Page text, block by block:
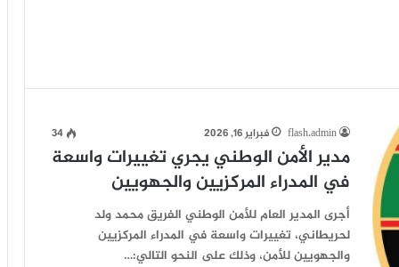
flash.admin فبراير 16, 2026 34
مدير الأمن الوطني يجري تغييرات واسعة
في المدراء المركزيين والجهويين
أجرى المدير العام للأمن الوطني الفريق محمد ولد
لحريطاني، تغييرات واسعة في المدراء المركزيين
والجهويين للأمن، وذلك على النحو التالي:…